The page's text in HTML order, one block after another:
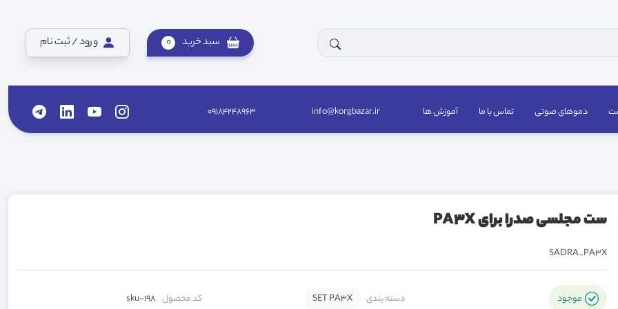
سبد خرید 0 ورود / ثبت نام
دموهای صوتی تماس با ما آموزش ها info@korgbazar.ir
09184248963
ست مجلسی صدرا برای PA3X
SADRA_PA3X
موجود دسته بندی SET PA3X کد محصول sku-198